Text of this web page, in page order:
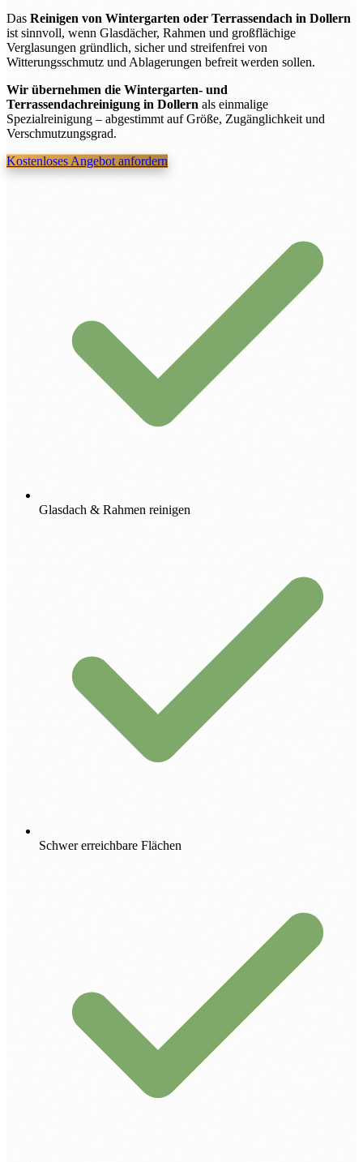
Das Reinigen von Wintergarten oder Terrassendach in Dollern
ist sinnvoll, wenn Glasdächer, Rahmen und großflächige
Verglasungen gründlich, sicher und streifenfrei von
Witterungsschmutz und Ablagerungen befreit werden sollen.
Wir übernehmen die Wintergarten- und
Terrassendachreinigung in Dollern als einmalige
Spezialreinigung – abgestimmt auf Größe, Zugänglichkeit und
Verschmutzungsgrad.
Kostenloses Angebot anfordern
Glasdach & Rahmen reinigen
Schwer erreichbare Flächen